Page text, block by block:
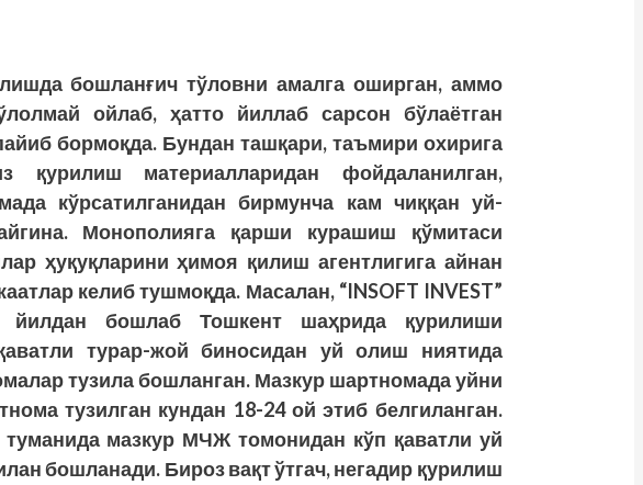
бошланғич тўловни амалга оширган, аммо
ойлаб, ҳатто йиллаб сарсон бўлаётган
бормоқда. Бундан ташқари, таъмири охирига
қурилиш материалларидан фойдаланилган,
кўрсатилганидан бирмунча кам чиққан уй-
Монополияга қарши курашиш қўмитаси
ҳуқуқларини ҳимоя қилиш агентлигига айнан
келиб тушмоқда. Масалан, “INSOFT INVEST”
бошлаб Тошкент шаҳрида қурилиши
турар-жой биносидан уй олиш ниятида
тузила бошланган. Мазкур шартномада уйни
тузилган кундан 18-24 ой этиб белгиланган.
мазкур МЧЖ томонидан кўп қаватли уй
бошланади. Бироз вақт ўтгач, негадир қурилиш